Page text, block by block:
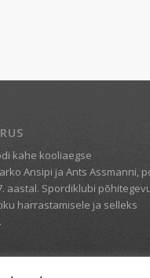
kahe kooliaegse
Ansipi ja Ants Assmanni,
aastal. Spordiklubi
harrastamisele ja selleks